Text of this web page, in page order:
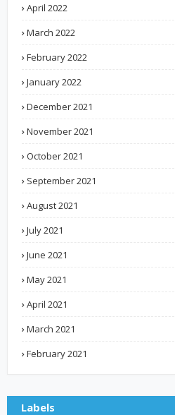
April 2022
March 2022
February 2022
January 2022
December 2021
November 2021
October 2021
September 2021
August 2021
July 2021
June 2021
May 2021
April 2021
March 2021
February 2021
Labels